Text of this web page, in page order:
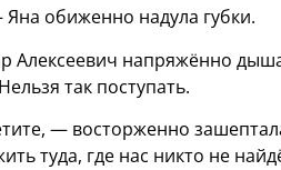
обиженно надула губки.
Алексеевич напряжённо
так поступать.
— восторженно
туда, где нас никто не